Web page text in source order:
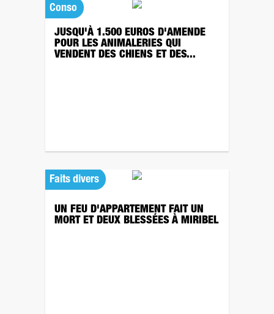
Conso
JUSQU'À 1.500 EUROS D'AMENDE
POUR LES ANIMALERIES QUI
VENDENT DES CHIENS ET DES...
Faits divers
UN FEU D'APPARTEMENT FAIT UN
MORT ET DEUX BLESSÉES À MIRIBEL